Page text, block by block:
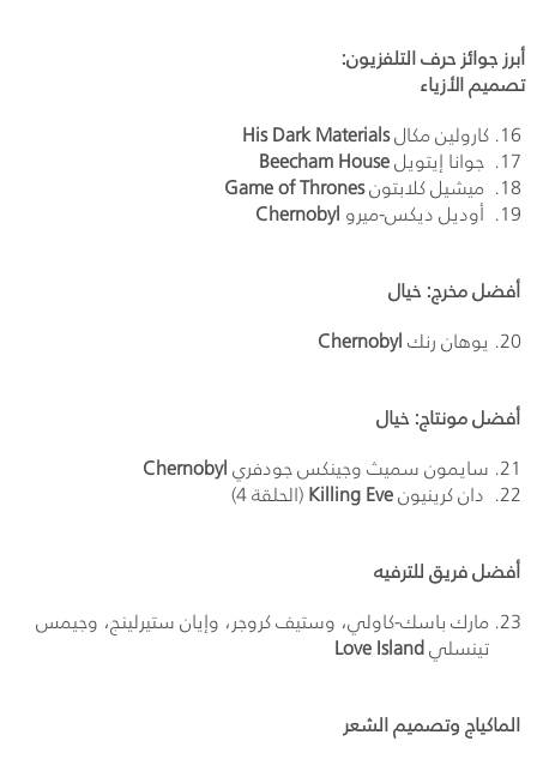
أبرز جوائز حرف التلفزيون:
تصميم الأزياء
كارولين مكالHis Dark Materials
جوانا إيتويلBeecham House
ميشيل كلابتونGame of Thrones
أوديل ديكس-ميروChernobyl
أفضل مخرج: خيال
يوهان رنكChernobyl
أفضل مونتاج: خيال
سايمون سميث وجينكس جودفريChernobyl
دان كرينيونKilling Eve(الحلقة 4)
أفضل فريق للترفيه
مارك باسك-كاولي، وستيف كروجر، وإيان ستيرلينج، وجيمس
تينسليLove Island
الماكياج وتصميم الشعر